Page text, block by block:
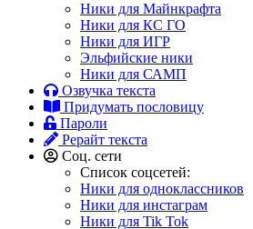
Ники для Майнкрафта
Ники для КС ГО
Ники для ИГР
Эльфийские ники
Ники для САМП
Озвучка текста
Придумать пословицу
Пароли
Рерайт текста
Соц. сети
Список соцсетей:
Ники для одноклассников
Ники для инстаграм
Ники для Tik Tok